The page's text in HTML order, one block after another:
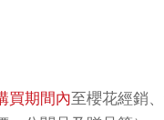
買期間內至櫻花經銷